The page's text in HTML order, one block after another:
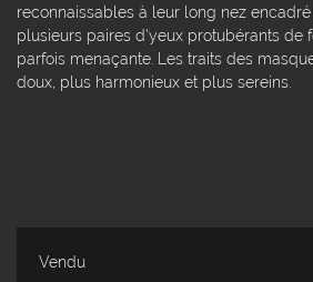
reconnaissables à leur long nez
plusieurs paires d'yeux protubérants de
parfois menaçante. Les traits des
doux, plus harmonieux et plus sereins.
Vendu